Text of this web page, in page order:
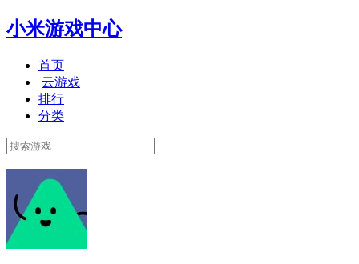
小米游戏中心
首页
云游戏
排行
分类